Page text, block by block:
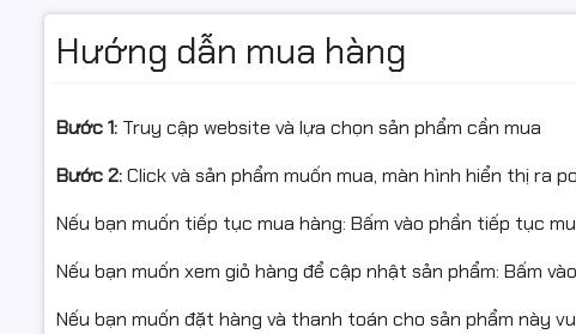
Hướng dẫn mua hàng
Bước 1: Truy cập website và lựa chọn sản phẩm cần mua
Bước 2:Click và sản phẩm muốn mua, màn hình hiển thị ra
Nếu bạn muốn tiếp tục mua hàng: Bấm vào phần tiếp tục
Nếu bạn muốn xem giỏ hàng để cập nhật sản phẩm: Bấm
Nếu bạn muốn đặt hàng và thanh toán cho sản phẩm này